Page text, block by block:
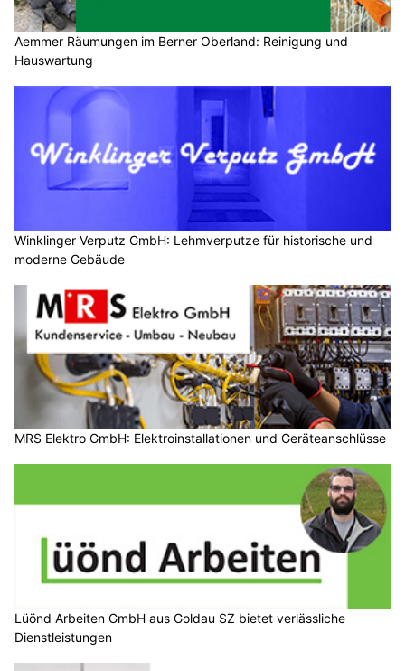
Aemmer Räumungen im Berner Oberland: Reinigung und
Hauswartung
Winklinger Verputz GmbH: Lehmverputze für historische und
moderne Gebäude
MRS Elektro GmbH: Elektroinstallationen und Geräteanschlüsse
Lüönd Arbeiten GmbH aus Goldau SZ bietet verlässliche
Dienstleistungen